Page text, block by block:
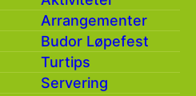
Arrangementer
Budor Løpefest
Turtips
Servering